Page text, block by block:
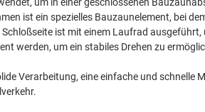
ist ein spezielles Bauzaunelement, bei
ist mit einem Laufrad
werden, um ein stabiles Drehen zu
Verarbeitung, eine einfache und